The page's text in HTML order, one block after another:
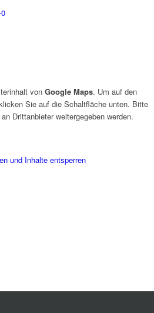
von Google Maps. Um auf den
Sie auf die Schaltfläche unten. Bitte
Drittanbieter weitergegeben werden.
und Inhalte entsperren